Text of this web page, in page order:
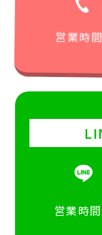
営業時
営業時